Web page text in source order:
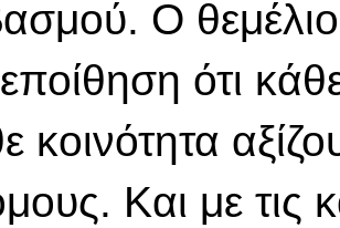
Ο
ότι
κοινότητα
Και με τις